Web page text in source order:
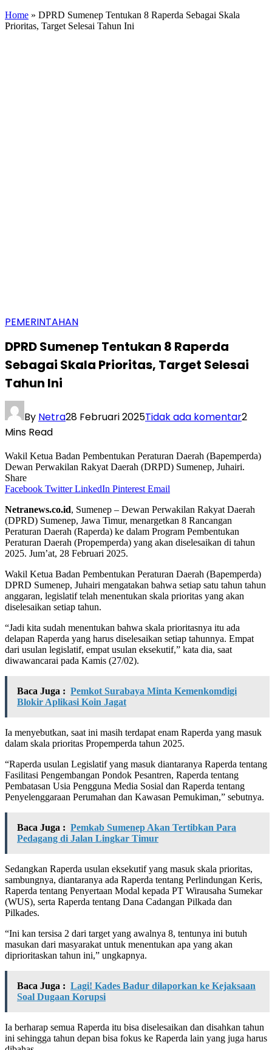
Home » DPRD Sumenep Tentukan 8 Raperda Sebagai Skala
Prioritas, Target Selesai Tahun Ini
PEMERINTAHAN
DPRD Sumenep Tentukan 8 Raperda
Sebagai Skala Prioritas, Target Selesai
Tahun Ini
By Netra28 Februari 2025Tidak ada komentar2
Mins Read
Wakil Ketua Badan Pembentukan Peraturan Daerah (Bapemperda)
Dewan Perwakilan Rakyat Daerah (DRPD) Sumenep, Juhairi.
Share
Facebook Twitter LinkedIn Pinterest Email
Netranews.co.id, Sumenep – Dewan Perwakilan Rakyat Daerah
(DPRD) Sumenep, Jawa Timur, menargetkan 8 Rancangan
Peraturan Daerah (Raperda) ke dalam Program Pembentukan
Peraturan Daerah (Propemperda) yang akan diselesaikan di tahun
2025. Jum’at, 28 Februari 2025.
Wakil Ketua Badan Pembentukan Peraturan Daerah (Bapemperda)
DPRD Sumenep, Juhairi mengatakan bahwa setiap satu tahun tahun
anggaran, legislatif telah menentukan skala prioritas yang akan
diselesaikan setiap tahun.
“Jadi kita sudah menentukan bahwa skala prioritasnya itu ada
delapan Raperda yang harus diselesaikan setiap tahunnya. Empat
dari usulan legislatif, empat usulan eksekutif,” kata dia, saat
diwawancarai pada Kamis (27/02).
Baca Juga : Pemkot Surabaya Minta Kemenkomdigi
Blokir Aplikasi Koin Jagat
Ia menyebutkan, saat ini masih terdapat enam Raperda yang masuk
dalam skala prioritas Propemperda tahun 2025.
“Raperda usulan Legislatif yang masuk diantaranya Raperda tentang
Fasilitasi Pengembangan Pondok Pesantren, Raperda tentang
Pembatasan Usia Pengguna Media Sosial dan Raperda tentang
Penyelenggaraan Perumahan dan Kawasan Pemukiman,” sebutnya.
Baca Juga : Pemkab Sumenep Akan Tertibkan Para
Pedagang di Jalan Lingkar Timur
Sedangkan Raperda usulan eksekutif yang masuk skala prioritas,
sambungnya, diantaranya ada Raperda tentang Perlindungan Keris,
Raperda tentang Penyertaan Modal kepada PT Wirausaha Sumekar
(WUS), serta Raperda tentang Dana Cadangan Pilkada dan
Pilkades.
“Ini kan tersisa 2 dari target yang awalnya 8, tentunya ini butuh
masukan dari masyarakat untuk menentukan apa yang akan
diprioritaskan tahun ini,” ungkapnya.
Baca Juga : Lagi! Kades Badur dilaporkan ke Kejaksaan
Soal Dugaan Korupsi
Ia berharap semua Raperda itu bisa diselesaikan dan disahkan tahun
ini sehingga tahun depan bisa fokus ke Raperda lain yang juga harus